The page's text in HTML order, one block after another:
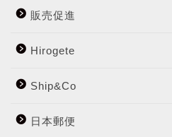
販売促進
Hirogete
Ship&Co
日本郵便